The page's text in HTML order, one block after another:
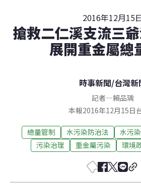
2016年12月15
搶救二仁溪支流三
展開重金屬總
時事新聞/台灣新
記者—賴品瑀
本報2016年12月15日
總量管制 水污染防治法 水污染
污染治理
重金屬污染 環境